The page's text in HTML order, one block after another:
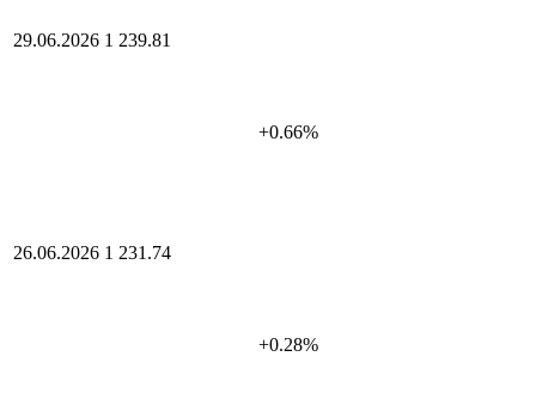
29.06.2026 1 239.81
+0.66%
26.06.2026 1 231.74
+0.28%